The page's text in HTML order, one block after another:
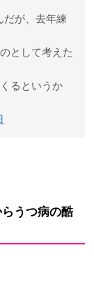
だが、去年練
として考えた
るというか
うつ病の酷